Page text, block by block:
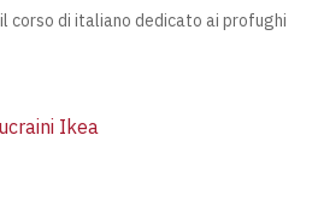
corso di italiano dedicato ai profughi